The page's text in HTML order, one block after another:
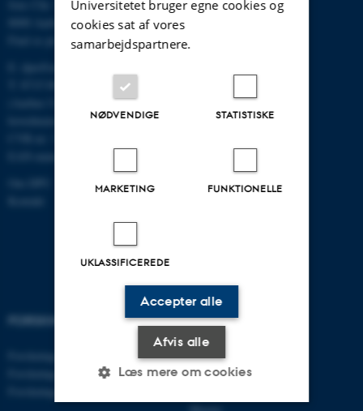
Jens Chr. Skous Vej 4
8000 Aarhus C
Find os på kort
UDDANNELSER
Bachelor
Kandidat
Universitetet bruger egne cookies og
cookies sat af vores
samarbejdspartnere.
NØDVENDIGE STATISTISKE
MARKETING FUNKTIONELLE
UKLASSIFICEREDE
Accepter alle
Afvis alle
Læs mere om cookies